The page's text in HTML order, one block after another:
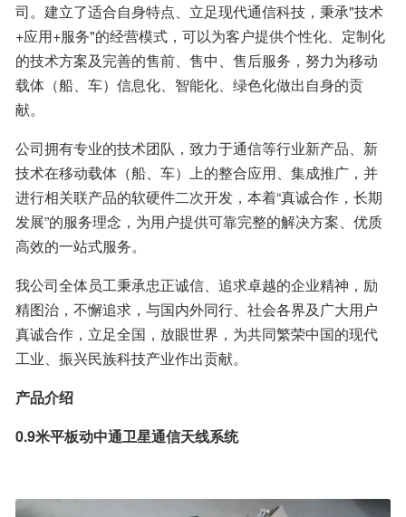
司。建立了适合自身特点、立足现代通信科技，秉承"技术
+应用+服务"的经营模式，可以为客户提供个性化、定制化
的技术方案及完善的售前、售中、售后服务，努力为移动
载体（船、车）信息化、智能化、绿色化做出自身的贡
献。
公司拥有专业的技术团队，致力于通信等行业新产品、新
技术在移动载体（船、车）上的整合应用、集成推广，并
进行相关联产品的软硬件二次开发，本着“真诚合作，长期
发展”的服务理念，为用户提供可靠完整的解决方案、优质
高效的一站式服务。
我公司全体员工秉承忠正诚信、追求卓越的企业精神，励
精图治，不懈追求，与国内外同行、社会各界及广大用户
真诚合作，立足全国，放眼世界，为共同繁荣中国的现代
工业、振兴民族科技产业作出贡献。
产品介绍
0.9米平板动中通卫星通信天线系统